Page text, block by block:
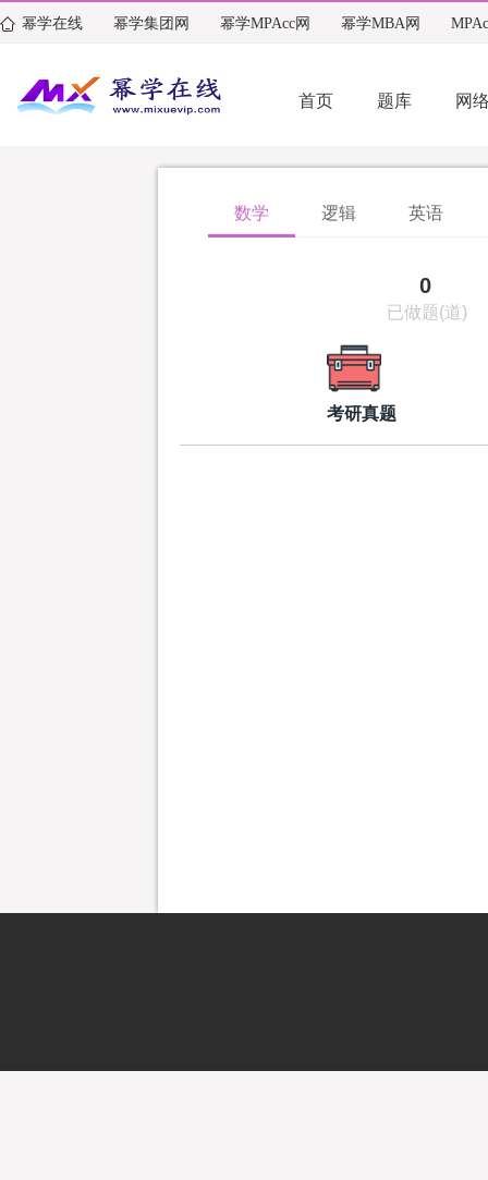
幂学在线 幂学集团网 幂学MPAcc网 幂学MBA网
首页 题库 网
数学 逻辑 英语
0
已做题(道)
考研真题